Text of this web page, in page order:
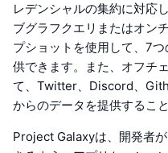
レデンシャルの集約に対応
ブグラフクエリまたはオン
プショットを使用して、7
供できます。また、オフチ
て、Twitter、Discord、
からのデータを提供するこ
Project Galaxyは、開発者